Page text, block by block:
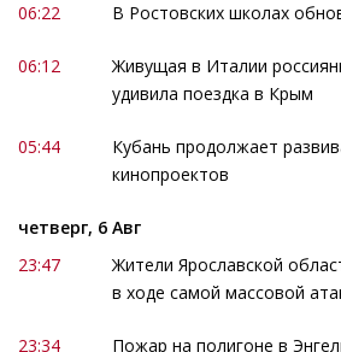
06:22 В Ростовских школах
06:12
Живущая в Италии
удивила поездка в Крым
05:44
Кубань продолжает
кинопроектов
четверг, 6 Авг
23:47
Жители Ярославской
в ходе самой массовой
23:34
Пожар на полигоне в